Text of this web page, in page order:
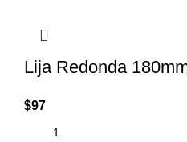
Lija Redonda
$97